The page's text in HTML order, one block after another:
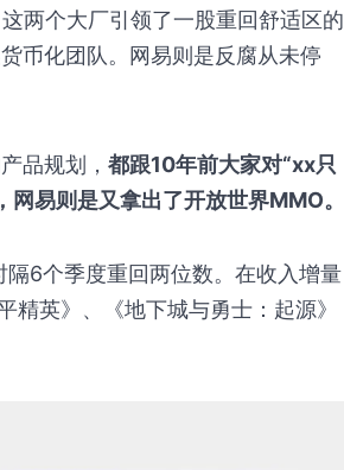
两个大厂引领了一股重回舒适区的
币化团队。网易则是反腐从未停
品规划， 都跟10年前大家对“xx只
易则是又拿出了开放世界MMO。
6个季度重回两位数。在收入增量
精英》、《地下城与勇士：起源》